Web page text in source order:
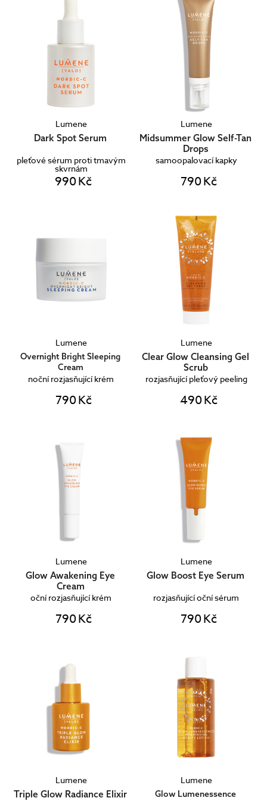
Lumene
Dark Spot Serum
pleťové sérum proti tmavým
skvrnám
990 Kč
Lumene
Midsummer Glow Self-Tan
Drops
samoopalovací kapky
790 Kč
Lumene
Overnight Bright Sleeping
Cream
noční rozjasňující krém
790 Kč
Lumene
Clear Glow Cleansing Gel
Scrub
rozjasňující pleťový peeling
490 Kč
Lumene
Glow Awakening Eye
Cream
oční rozjasňující krém
790 Kč
Lumene
Glow Boost Eye Serum
rozjasňující oční sérum
790 Kč
Lumene
Triple Glow Radiance Elixir
Lumene
Glow Lumenessence